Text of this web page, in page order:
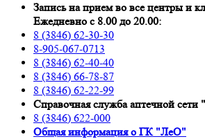
Запись на прием во все центры и
Ежедневно с 8.00 до 20.00:
8 (3846) 62-30-30
8-905-067-0713
8 (3846) 62-40-40
8 (3846) 66-78-87
8 (3846) 62-22-99
Справочная служба аптечной
8 (3846) 622-000
Oбщая информация о ГК "ЛеО"